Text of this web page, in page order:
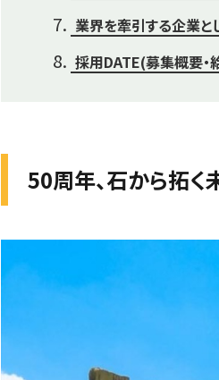
業界を牽引する企業と
採用DATE(募集概要・
50周年、石から拓